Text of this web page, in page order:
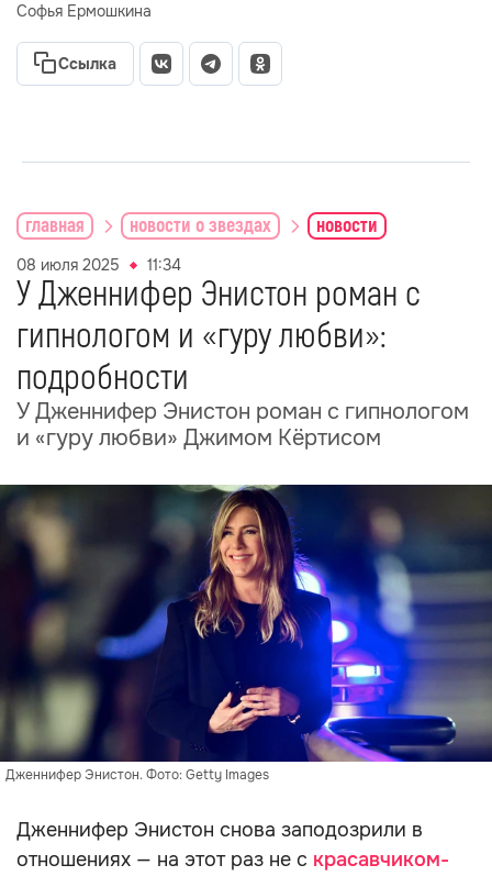
Софья Ермошкина
Ссылка
главная новости о звездах новости
08 июля 2025 11:34
У Дженнифер Энистон роман с
гипнологом и «гуру любви»:
подробности
У Дженнифер Энистон роман с гипнологом
и «гуру любви» Джимом Кёртисом
Дженнифер Энистон. Фото: Getty Images
Дженнифер Энистон снова заподозрили в
отношениях — на этот раз не с красавчиком-